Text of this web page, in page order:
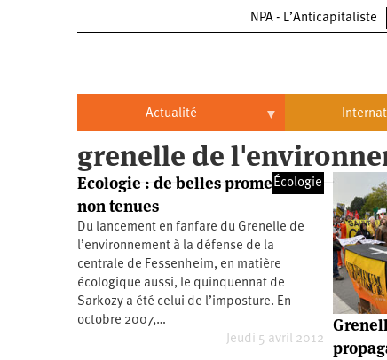
NPA - L’Anticapitaliste
Actualité
Actualité
Politique
Entreprises
Entreprises
Automobile
Oppressions
Oppressions
Économie
International
Brésil
Chine
États-
Continents
Continents
grenelle de
Écologie
Ecologie : de belles promesses
non tenues
Du lancement en fanfare du Grenelle de
l’environnement à la défense de la
centrale de Fessenheim, en matière
écologique aussi, le quinquennat de
Sarkozy a été celui de l’imposture. En
octobre 2007,…
Jeudi 5 avril 2012